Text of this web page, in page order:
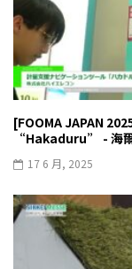
[FOOMA JAPAN
“Hakaduru” - 海
17 6 月, 2025